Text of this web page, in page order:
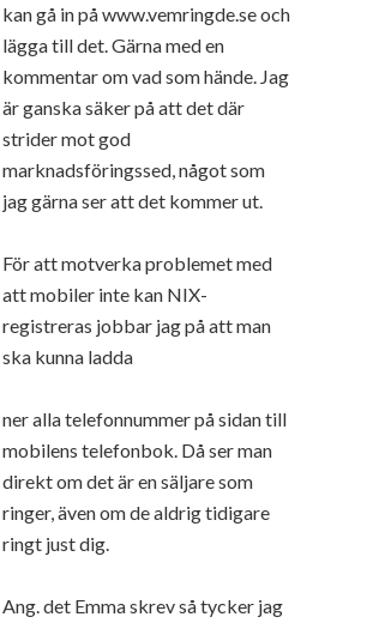
kan gå in på www.vemringde.se och
lägga till det. Gärna med en
kommentar om vad som hände. Jag
är ganska säker på att det där
strider mot god
marknadsföringssed, något som
jag gärna ser att det kommer ut.
För att motverka problemet med
att mobiler inte kan NIX-
registreras jobbar jag på att man
ska kunna ladda
ner alla telefonnummer på sidan till
mobilens telefonbok. Då ser man
direkt om det är en säljare som
ringer, även om de aldrig tidigare
ringt just dig.
Ang. det Emma skrev så tycker jag